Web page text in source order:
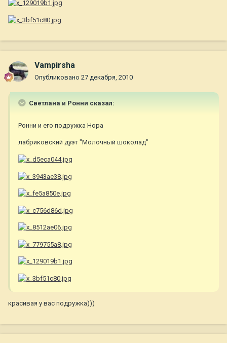
Vampirsha
Опубликовано 27 декабря, 2010
Светлана и Ронни сказал:
Ронни и его подружка Нора
лабриковский дуэт "Молочный шоколад"
красивая у вас подружка)))